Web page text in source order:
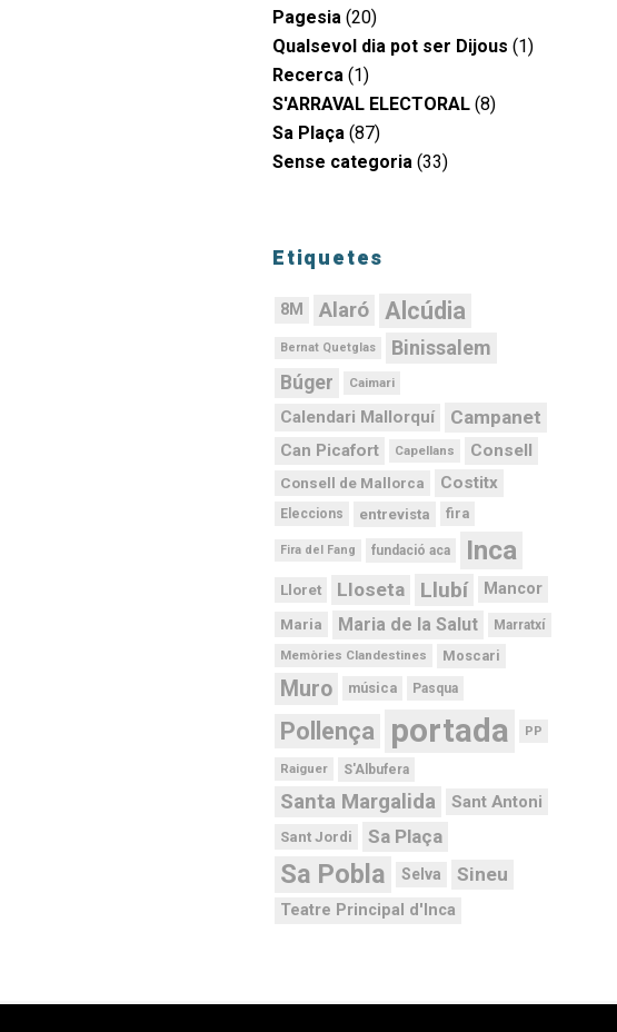
Pagesia (20)
Qualsevol dia pot ser Dijous (1)
Recerca (1)
S'ARRAVAL ELECTORAL (8)
Sa Plaça (87)
Sense categoria (33)
Etiquetes
8M Alaró Alcúdia
Bernat Quetglas Binissalem
Búger Caimari
Calendari Mallorquí Campanet
Can Picafort Capellans Consell
Consell de Mallorca Costitx
Eleccions entrevista fira
Fira del Fang fundació aca Inca
Lloret Lloseta Llubí Mancor
Maria Maria de la Salut
Marratxí
Memòries Clandestines
Moscari
Muro música Pasqua
Pollença portada PP
Raiguer S'Albufera
Santa Margalida Sant Antoni
Sant Jordi Sa Plaça
Sa Pobla Selva Sineu
Teatre Principal d'Inca